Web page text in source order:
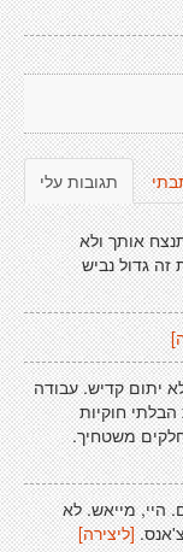
תגובות עלי
אותך ולא
גדול נביש
יתום קדיש. עבודה
חוקיות
משטחיך.
היי, מייאש. לא
[ליצירה]